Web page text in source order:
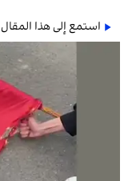
استمع إلى هذا المقال